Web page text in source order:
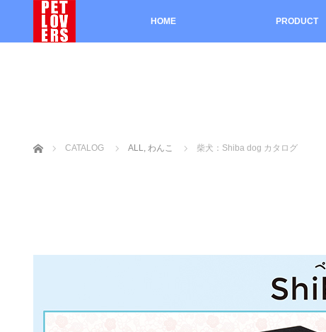
HOME PRODUCT
ホーム CATALOG ALL, わんこ 柴犬：Shiba dog カタログ